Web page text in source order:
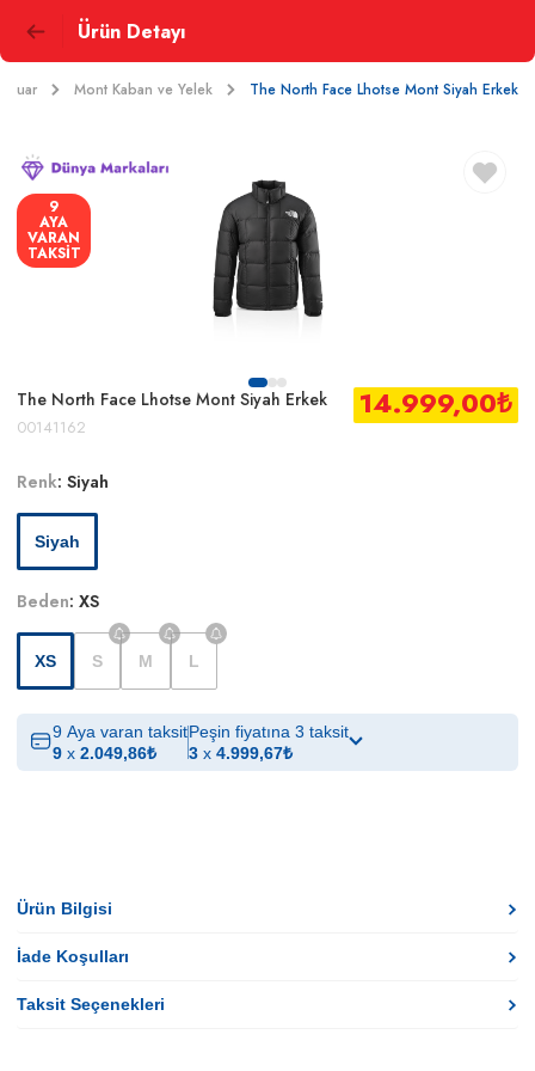
Ürün Detayı
Mont Kaban ve Yelek The North Face Lhotse Mont Siyah Erkek
9
AYA
VARAN
TAKSİT
The North Face Lhotse Mont Siyah Erkek
00141162
14.999,00₺
Renk: Siyah
Siyah
Beden: XS
XS S M L
9 Aya varan taksit
9 x 2.049,86₺
Peşin fiyatına 3 taksit
3 x 4.999,67₺
Ürün Bilgisi
İade Koşulları
Taksit Seçenekleri